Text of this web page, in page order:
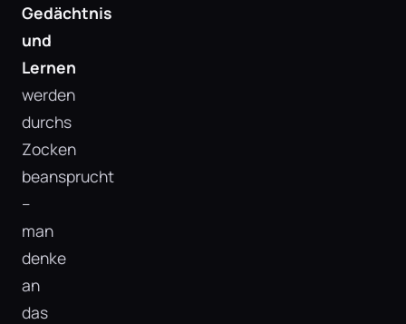
Gedächtnis
und
Lernen
werden
durchs
Zocken
beansprucht
–
man
denke
an
das